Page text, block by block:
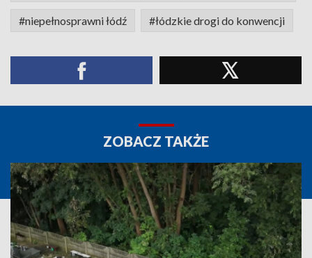
#niepełnosprawni łódź #łódzkie drogi do konwencji
ZOBACZ TAKŻE